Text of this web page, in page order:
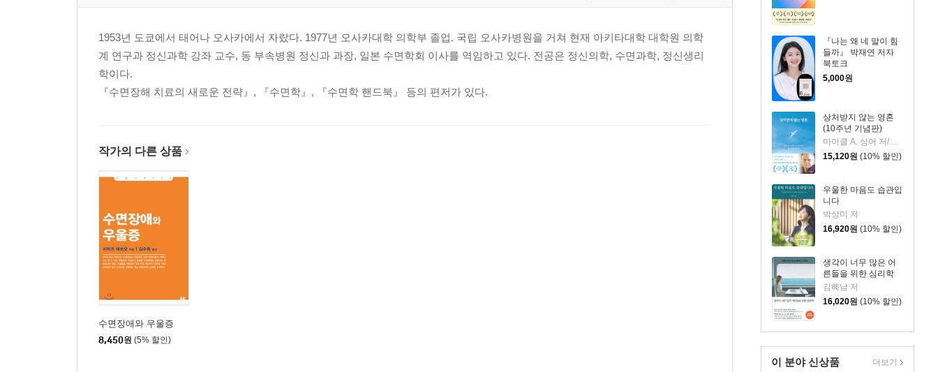
『나는 왜 네 말이 힘
들까』 박재연 저자
북토크
5,000원
상처받지 않는 영혼
(10주년 기념판)
마이클 A. 싱어 저/이균형 역/성해영 감수
15,120원 (10% 할인)
우울한 마음도 습관입
니다
박상미 저
16,920원 (10% 할인)
생각이 너무 많은 어
른들을 위한 심리학
김혜남 저
16,020원 (10% 할인)
이 분야 신상품 더보기
제6장 인지행동요법이란?
우울증과 수면장애의 인지행동요법 / 우울증에 대한 인지행동요법 / 불면증에 대한 인지행동요법 / 자칭 불면증 환자의 예 / 정말로 불면증인
환자의 예 / 심리교육 / 자극제어법 / 수면제한요법 / 근육이완요법 / 어디서 치료를 받을 수 있을까
시간생물학적 치료란? / 생체시계의 구조 / 좀 더 빛을 / 철야의 의외의 효과 / 얼마만큼 효과가 있을까? / 도움이 된다면 뭐든지 쓰자 /
시간생물학적 치료의 보급은 가능할까?
수면과 식욕 / 우울증과 성격 / 나쁜 사람일수록 잘 잔다 / 상사 · 동료가 유념해주었으면 하는 것 / 황색 신호가 나타나면 / 수면 12개조로 당신도
수면 달인으로
역자 후기
1953년 도쿄에서 태어나 오사카에서 자랐다. 1977년 오사카대학 의학부 졸업. 국립 오사카병원을 거쳐 현재 아키타대학 대학원 의학
계 연구과 정신과학 강좌 교수, 동 부속병원 정신과 과장, 일본 수면학회 이사를 역임하고 있다. 전공은 정신의학, 수면과학, 정신생리
학이다.
『수면장해 치료의 새로운 전략』, 『수면학』, 『수면학 핸드북』 등의 편저가 있다.
작가의 다른 상품
수면장애와 우울증
8,450원 (5% 할인)